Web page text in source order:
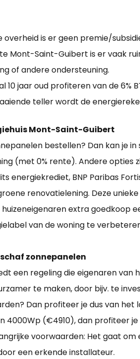
overheid is er geen premie/
Mont-Saint-Guibert is er vaak
of andere ondersteuning.
10 jaar oud profiteren van de 6%
teller wordt de
Mont-Saint-Guibert
bestellen? Dan kan je
(met 0% rente). Andere opties
energiekrediet, BNP Paribas
renovatielening. Deze
extra goedkoop
van de woning te
zonnepanelen
een regeling die eigenaren van
te maken, door bijv. te
Dan profiteer je dus van het
4000Wp (€4910), dan profiteer je
voorwaarden: Het gaat
een erkende installateur.